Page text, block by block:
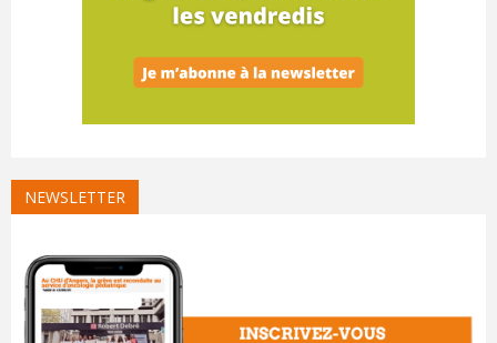
NEWSLETTER